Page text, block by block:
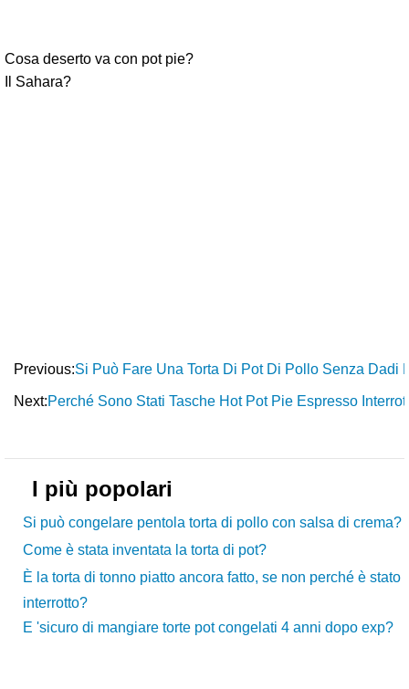
Cosa deserto va con pot pie?
Il Sahara?
Previous:Si Può Fare Una Torta Di Pot Di Pollo Senza Dadi
Next:Perché Sono Stati Tasche Hot Pot Pie Espresso
I più popolari
Si può congelare pentola torta di pollo con salsa di crema?
Come è stata inventata la torta di pot?
È la torta di tonno piatto ancora fatto, se non perché è stato
interrotto?
E 'sicuro di mangiare torte pot congelati 4 anni dopo exp?